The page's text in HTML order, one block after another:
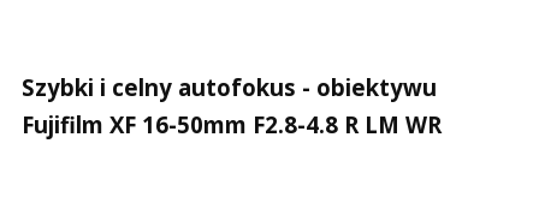
Szybki i celny autofokus - obiektywu
Fujifilm XF 16-50mm F2.8-4.8 R LM WR